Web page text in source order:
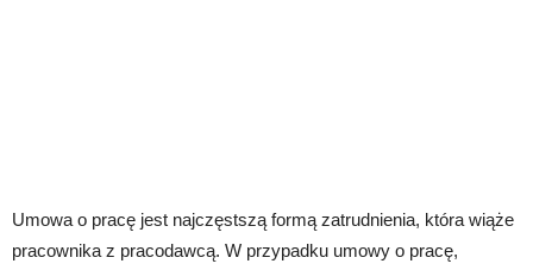
Umowa o pracę jest najczęstszą formą zatrudnienia, która wiąże
pracownika z pracodawcą. W przypadku umowy o pracę,